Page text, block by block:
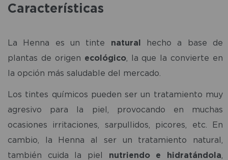
Características
La Henna es un tinte natural hecho a base de
plantas de origen ecológico, la que la convierte en
la opción más saludable del mercado.
Los tintes químicos pueden ser un tratamiento muy
agresivo para la piel, provocando en muchas
ocasiones irritaciones, sarpullidos, picores, etc. En
cambio, la Henna al ser un tratamiento natural,
también cuida la piel nutriendo e hidratándola